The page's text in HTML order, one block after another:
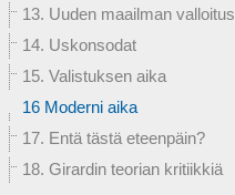
13. Uuden maailman valloitus
14. Uskonsodat
15. Valistuksen aika
16 Moderni aika
17. Entä tästä eteenpäin?
18. Girardin teorian kritiikkiä